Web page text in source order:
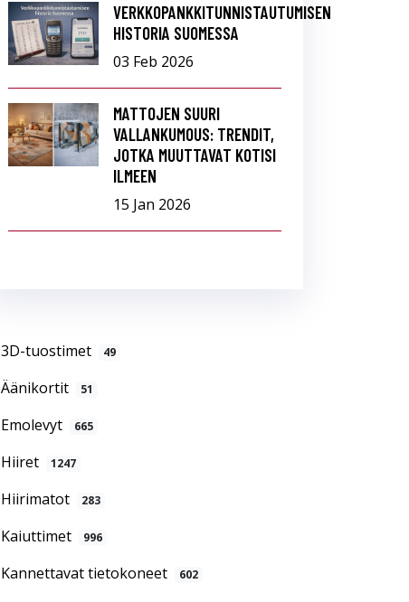
VERKKOPANKKITUNNISTAUTUMISEN
HISTORIA SUOMESSA
03 Feb 2026
MATTOJEN SUURI
VALLANKUMOUS: TRENDIT,
JOTKA MUUTTAVAT KOTISI
ILMEEN
15 Jan 2026
3D-tuostimet 49
Äänikortit 51
Emolevyt 665
Hiiret 1247
Hiirimatot 283
Kaiuttimet 996
Kannettavat tietokoneet 602